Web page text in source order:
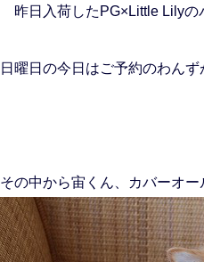
昨日入荷したPG×Little Lilyの
日曜日の今日はご予約のわん
その中から宙くん、カバーオー